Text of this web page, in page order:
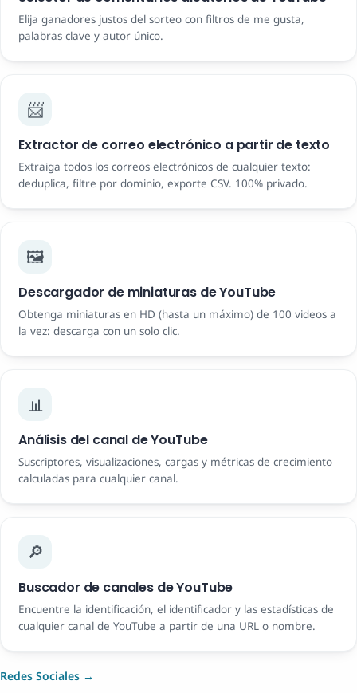
Elija ganadores justos del sorteo con filtros de me gusta,
palabras clave y autor único.
📨
Extractor de correo electrónico a partir de texto
Extraiga todos los correos electrónicos de cualquier texto:
deduplica, filtre por dominio, exporte CSV. 100% privado.
🖼️
Descargador de miniaturas de YouTube
Obtenga miniaturas en HD (hasta un máximo) de 100 videos a
la vez: descarga con un solo clic.
📊
Análisis del canal de YouTube
Suscriptores, visualizaciones, cargas y métricas de crecimiento
calculadas para cualquier canal.
🔎
Buscador de canales de YouTube
Encuentre la identificación, el identificador y las estadísticas de
cualquier canal de YouTube a partir de una URL o nombre.
Redes Sociales →